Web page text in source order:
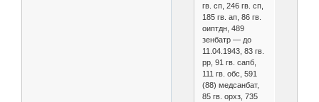
гв. сп, 246 гв. сп,
185 гв. ап, 86 гв.
оиптдн, 489
зенбатр — до
11.04.1943, 83 гв.
рр, 91 гв. сапб,
111 гв. обс, 591
(88) медсанбат,
85 гв. орхз, 735